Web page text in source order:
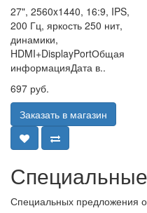
27", 2560x1440, 16:9, IPS,
200 Гц, яркость 250 нит,
динамики,
HDMI+DisplayPortОбщая
информацияДата в..
697 руб.
Заказать в магазин
Специальных предложения